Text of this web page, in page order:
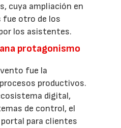
cuya ampliación en
fue otro de los
los asistentes.
protagonismo
fue la
productivos.
digital,
de control, el
portal para clientes